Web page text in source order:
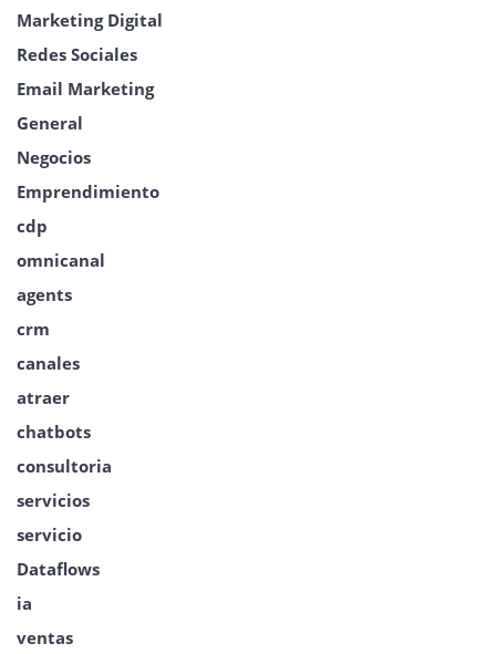
Marketing Digital
Redes Sociales
Email Marketing
General
Negocios
Emprendimiento
cdp
omnicanal
agents
crm
canales
atraer
chatbots
consultoria
servicios
servicio
Dataflows
ia
ventas